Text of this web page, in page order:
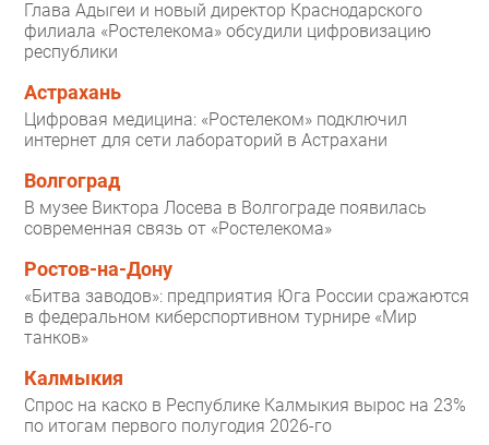
Глава Адыгеи и новый директор Краснодарского
филиала «Ростелекома» обсудили цифровизацию
республики
Астрахань
Цифровая медицина: «Ростелеком» подключил
интернет для сети лабораторий в Астрахани
Волгоград
В музее Виктора Лосева в Волгограде появилась
современная связь от «Ростелекома»
Ростов-на-Дону
«Битва заводов»: предприятия Юга России сражаются
в федеральном киберспортивном турнире «Мир
танков»
Калмыкия
Спрос на каско в Республике Калмыкия вырос на 23%
по итогам первого полугодия 2026-го